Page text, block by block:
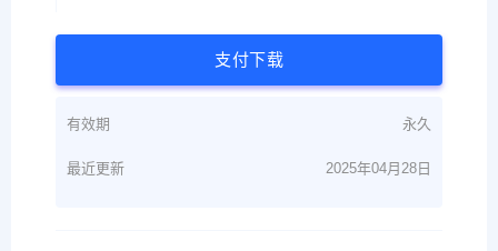
支付下载
有效期 永久
最近更新 2025年04月28日